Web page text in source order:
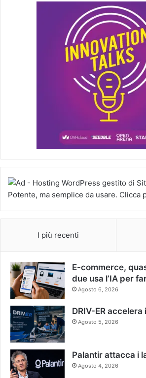
I più recenti
E-commerce,
due usa l’IA per
Agosto 6, 2026
DRIV-ER
Agosto 5, 2026
Palantir attacca i
Agosto 4, 2026